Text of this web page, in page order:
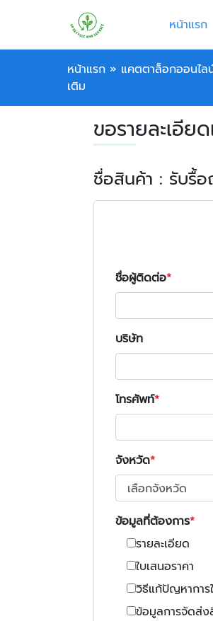
หน้าแรก
หน้าแรก » แคตตาล็อกออนไล
เติม
ขอรายละเอีย
ชื่อสินค้า : รับรื้อ
ชื่อผู้ติดต่อ
บริษัท
โทรศัพท์
จังหวัด
ข้อมูลที่ต้องการ
รายละเอียด
ใบเสนอราคา
วิธีแก้ปัญหาการ
ข้อมูลการจัดส่ง